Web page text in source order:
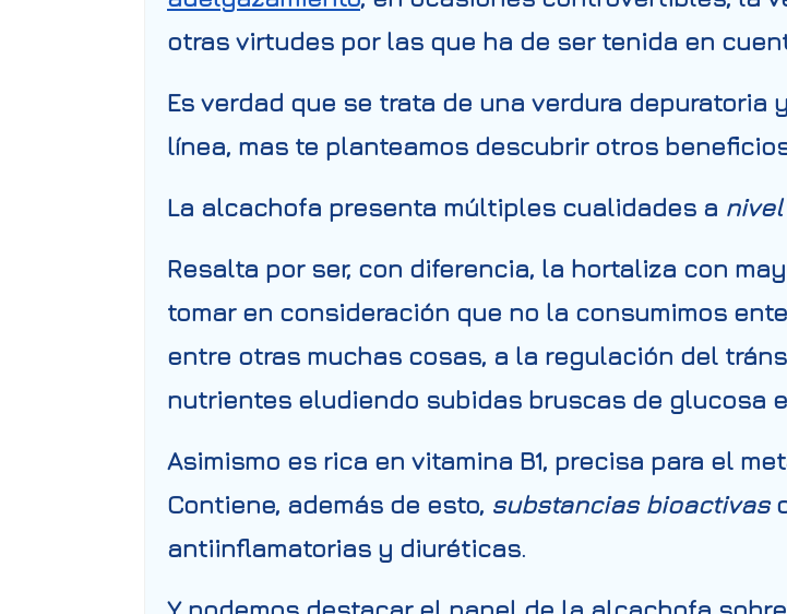
otras virtudes por las que ha de ser tenida en
Es verdad que se trata de una verdura
línea, mas te planteamos descubrir otros
La alcachofa presenta múltiples cualidades a
Resalta por ser, con diferencia, la hortaliza con
tomar en consideración que no la consumimos
entre otras muchas cosas, a la regulación del
nutrientes eludiendo subidas bruscas de glucosa
Asimismo es rica en vitamina B1, precisa para el
Contiene, además de esto, substancias bioactivas
antiinflamatorias y diuréticas.